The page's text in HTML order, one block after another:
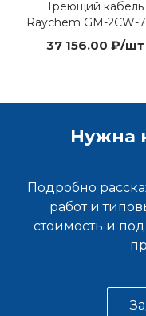
Греющий кабель
Raychem GM-2CW-
37 156.00 ₽/шт
Нужна
Подробно
работ и
стоимость и